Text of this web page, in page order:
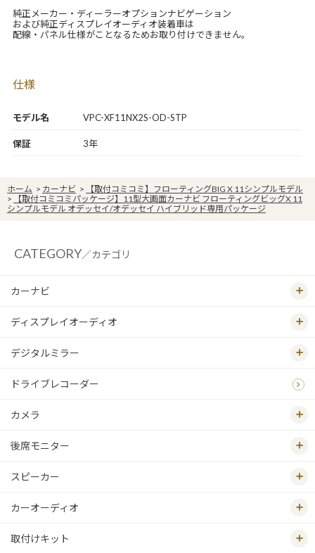
モデル名 VPC-XF11NX2S-OD-STP
純正メーカー・ディーラーオプションナビゲーション
および純正ディスプレイオーディオ装着車は
配線・パネル仕様がことなるためお取り付けできません。
仕様
保証 3年
ホーム > カーナビ >
【取付コミコミ】フローティングBIG X 11シンプルモデル
>
【取付コミコミパッケージ】11型大画面カーナビ フローティングビッグX 11
シンプルモデル オデッセイ/オデッセイ ハイブリッド専用パッケージ
CATEGORY／カテゴリ
カーナビ
ディスプレイオーディオ
デジタルミラー
ドライブレコーダー
カメラ
後席モニター
スピーカー
カーオーディオ
取付けキット